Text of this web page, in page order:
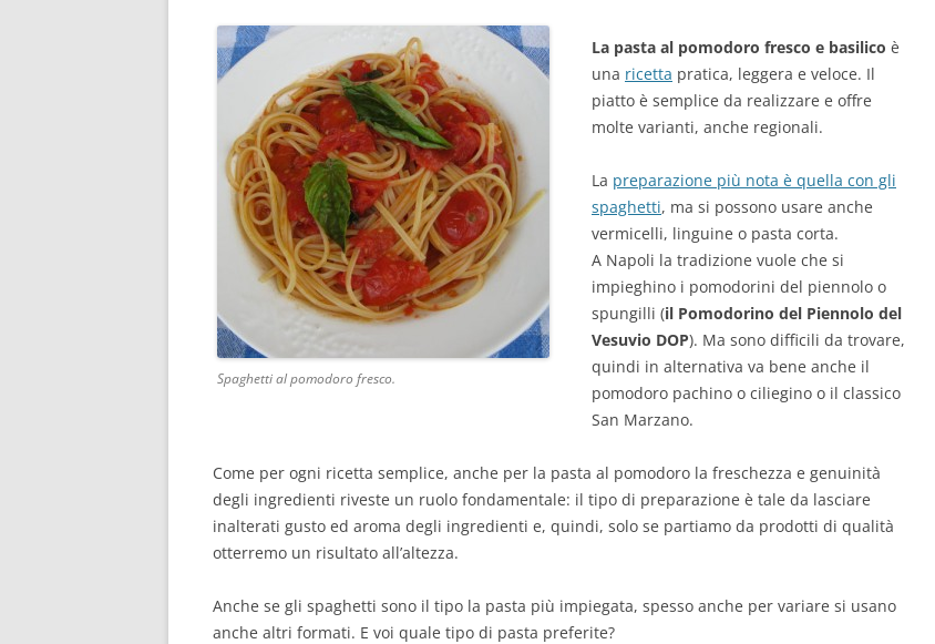
Spaghetti al pomodoro fresco.
La pasta al pomodoro fresco e basilico è
una ricetta pratica, leggera e veloce. Il
piatto è semplice da realizzare e offre
molte varianti, anche regionali.
La preparazione più nota è quella con gli
spaghetti, ma si possono usare anche
vermicelli, linguine o pasta corta.
A Napoli la tradizione vuole che si
impieghino i pomodorini del piennolo o
spungilli (il Pomodorino del Piennolo del
Vesuvio DOP). Ma sono difficili da trovare,
quindi in alternativa va bene anche il
pomodoro pachino o ciliegino o il classico
San Marzano.
Come per ogni ricetta semplice, anche per la pasta al pomodoro la freschezza e genuinità
degli ingredienti riveste un ruolo fondamentale: il tipo di preparazione è tale da lasciare
inalterati gusto ed aroma degli ingredienti e, quindi, solo se partiamo da prodotti di qualità
otterremo un risultato all’altezza.
Anche se gli spaghetti sono il tipo la pasta più impiegata, spesso anche per variare si usano
anche altri formati. E voi quale tipo di pasta preferite?